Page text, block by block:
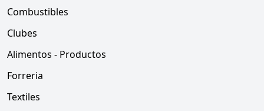
Combustibles
Clubes
Alimentos - Productos
Forreria
Textiles